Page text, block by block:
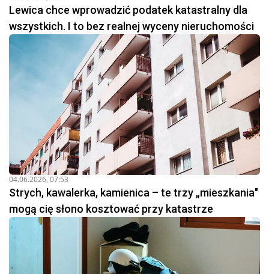
Lewica chce wprowadzić podatek katastralny dla
wszystkich. I to bez realnej wyceny nieruchomości
04.06.2026, 07:53
Strych, kawalerka, kamienica – te trzy „mieszkania"
mogą cię słono kosztować przy katastrze